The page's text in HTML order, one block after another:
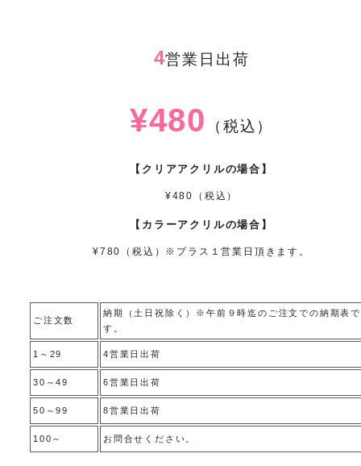
4営業日出荷
¥480 （税込）
【クリアアクリルの場合】
¥480（税込）
【カラーアクリルの場合】
¥780（税込）※プラス１営業日頂きます。
ご注文数
納期（土日祝除く）※午前９時迄のご注文での納期表で
す。
1～29 4営業日出荷
30～49 6営業日出荷
50～99 8営業日出荷
100～ お問合せください。